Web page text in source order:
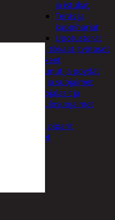
ja istukat
Teräs ja
kuppiharjat
Upotusterät
Telineet, tikkaat, työtasot
ja tarvikkeet
Vaunut ja pöydät
Työasut ja suojaimet
Suojalasit ja
kuulosuojaimet
Elintarvikkeet
Keksit ja piparit
Mausteet